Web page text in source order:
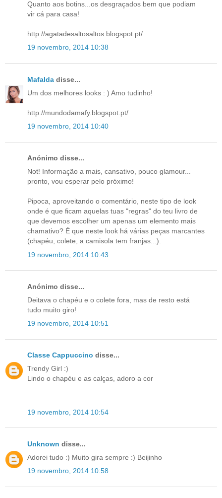
Quanto aos botins...os desgraçados bem que podiam
vir cá para casa!
http://agatadesaltosaltos.blogspot.pt/
19 novembro, 2014 10:38
Mafalda disse...
Um dos melhores looks : ) Amo tudinho!
http://mundodamafy.blogspot.pt/
19 novembro, 2014 10:40
Anónimo disse...
Not! Informação a mais, cansativo, pouco glamour...
pronto, vou esperar pelo próximo!
Pipoca, aproveitando o comentário, neste tipo de look
onde é que ficam aquelas tuas "regras" do teu livro de
que devemos escolher um apenas um elemento mais
chamativo? É que neste look há várias peças marcantes
(chapéu, colete, a camisola tem franjas...).
19 novembro, 2014 10:43
Anónimo disse...
Deitava o chapéu e o colete fora, mas de resto está
tudo muito giro!
19 novembro, 2014 10:51
Classe Cappuccino disse...
Trendy Girl :)
Lindo o chapéu e as calças, adoro a cor
19 novembro, 2014 10:54
Unknown disse...
Adorei tudo :) Muito gira sempre :) Beijinho
19 novembro, 2014 10:58